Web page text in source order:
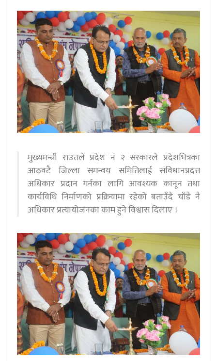
मुख्यमन्त्री राउतले प्रदेश नं २ सरकारले प्रदेशभित्रका
आठवटै जिल्ला समन्वय समितिलाई संविधानप्रदत्त
अधिकार प्रदान गर्नका लागि आवश्यक कानून तथा
कार्यविधि निर्माणको प्रक्रियामा रहेको बताउँदै चाँडै नै
अधिकार प्रत्यायोजनका काम हुने विश्वास दिलाए ।